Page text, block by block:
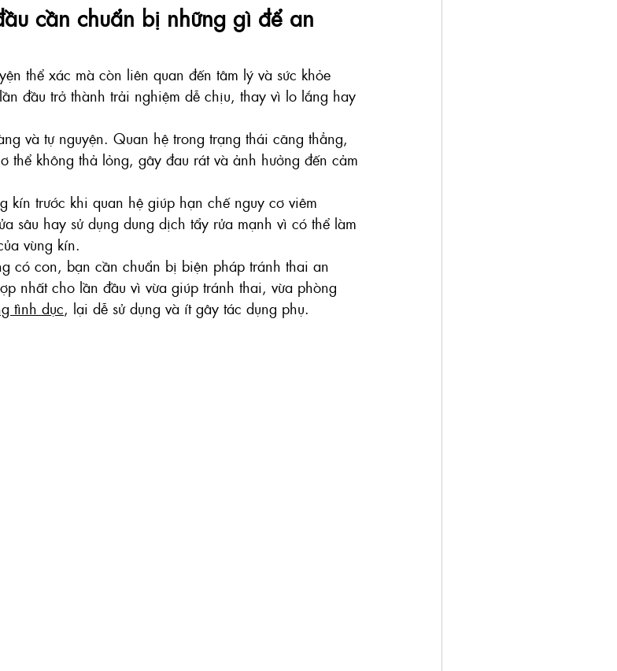
cần chuẩn bị những gì để an
thể xác mà còn liên quan đến tâm lý và sức khỏe
đầu trở thành trải nghiệm dễ chịu, thay vì lo lắng hay
và tự nguyện. Quan hệ trong trạng thái căng thẳng,
thể không thả lỏng, gây đau rát và ảnh hưởng đến cảm
kín trước khi quan hệ giúp hạn chế nguy cơ viêm
sâu hay sử dụng dung dịch tẩy rửa mạnh vì có thể làm
vùng kín.
có con, bạn cần chuẩn bị biện pháp tránh thai an
nhất cho lần đầu vì vừa giúp tránh thai, vừa phòng
tình dục, lại dễ sử dụng và ít gây tác dụng phụ.